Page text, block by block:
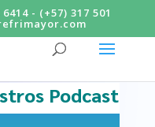
- (+57) 317 501
Podcast